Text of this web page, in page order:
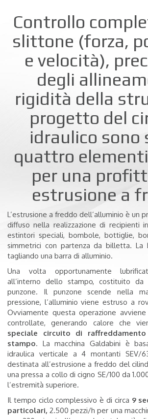
Controllo
slittone (forza,
e velocità),
degli
rigidità della
progetto del
idraulico sono
quattro elementi
per una
estrusione a
L’estrusione a freddo dell’alluminio è un
diffuso nella realizzazione di recipienti
estintori speciali, bombole, bottiglie,
simmetrici con partenza da billetta.
tagliando una barra di alluminio.
Una volta opportunamente
all’interno dello stampo, costituito
punzone. Il punzone scende nella
pressione, l’alluminio viene estruso a
Ovviamente questa operazione
controllate, generando calore che
speciale circuito di
stampo. La macchina Galdabini è
idraulica verticale a 4 montanti SEV/
destinata all’estrusione a freddo del
una pressa a collo di cigno SE/100 da
l’estremità superiore.
Il tempo ciclo complessivo è di circa 9
particolari, 2.500 pezzi/h per una